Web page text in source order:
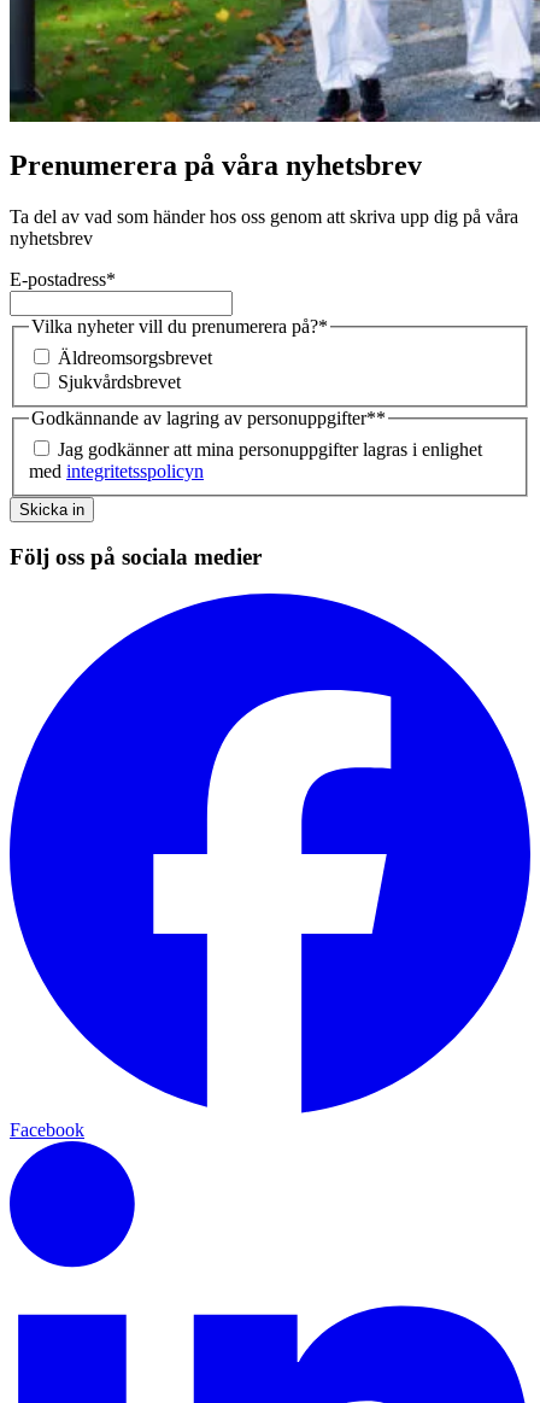
Prenumerera på våra nyhetsbrev
Ta del av vad som händer hos oss genom att skriva upp dig på våra
nyhetsbrev
E-postadress*
Vilka nyheter vill du prenumerera på?*
Äldreomsorgsbrevet
Sjukvårdsbrevet
Godkännande av lagring av personuppgifter**
Jag godkänner att mina personuppgifter lagras i enlighet
med integritetsspolicyn
Skicka in
Följ oss på sociala medier
Facebook